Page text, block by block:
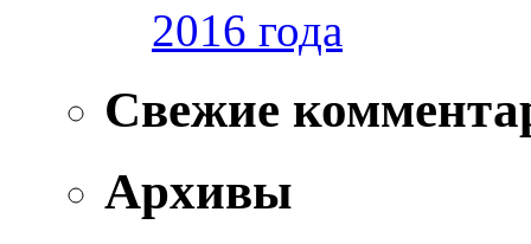
2016 года
Свежие
Архивы